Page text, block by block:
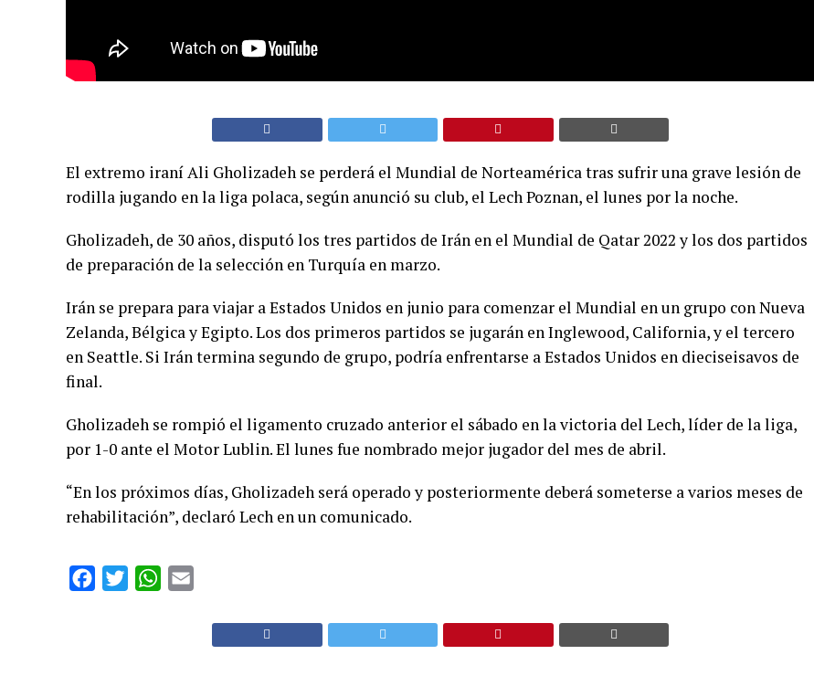
El extremo iraní Ali Gholizadeh se perderá el Mundial de Norteamérica tras sufrir una grave lesión de
rodilla jugando en la liga polaca, según anunció su club, el Lech Poznan, el lunes por la noche.
Gholizadeh, de 30 años, disputó los tres partidos de Irán en el Mundial de Qatar 2022 y los dos partidos
de preparación de la selección en Turquía en marzo.
Irán se prepara para viajar a Estados Unidos en junio para comenzar el Mundial en un grupo con Nueva
Zelanda, Bélgica y Egipto. Los dos primeros partidos se jugarán en Inglewood, California, y el tercero
en Seattle. Si Irán termina segundo de grupo, podría enfrentarse a Estados Unidos en dieciseisavos de
final.
Gholizadeh se rompió el ligamento cruzado anterior el sábado en la victoria del Lech, líder de la liga,
por 1-0 ante el Motor Lublin. El lunes fue nombrado mejor jugador del mes de abril.
“En los próximos días, Gholizadeh será operado y posteriormente deberá someterse a varios meses de
rehabilitación”, declaró Lech en un comunicado.
Facebook
TwitterWhatsApp